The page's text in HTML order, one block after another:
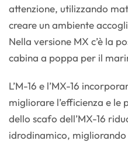
attenzione, utilizzando
creare un ambiente
Nella versione MX c’è la
cabina a poppa per il
L’M-16 e l’MX-16
migliorare l’efficienza e le
dello scafo dell’MX-16
idrodinamico, migliorando